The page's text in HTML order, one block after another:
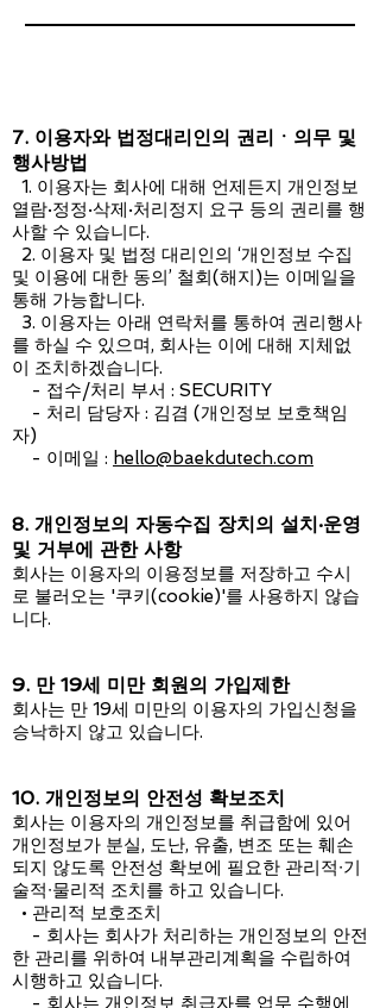
7. 이용자와 법정대리인의 권리ㆍ의무 및
행사방법
1. 이용자는 회사에 대해 언제든지 개인정보
열람·정정·삭제·처리정지 요구 등의 권리를 행
사할 수 있습니다.
2. 이용자 및 법정 대리인의 ‘개인정보 수집
및 이용에 대한 동의’ 철회(해지)는 이메일을
통해 가능합니다.
3. 이용자는 아래 연락처를 통하여 권리행사
를 하실 수 있으며, 회사는 이에 대해 지체없
이 조치하겠습니다.
- 접수/처리 부서 : SECURITY
- 처리 담당자 : 김겸 (개인정보 보호책임
자)
- 이메일 : hello@baekdutech.com
8. 개인정보의 자동수집 장치의 설치·운영
및 거부에 관한 사항
회사는 이용자의 이용정보를 저장하고 수시
로 불러오는 '쿠키(cookie)'를 사용하지 않습
니다.
9. 만 19세 미만 회원의 가입제한
회사는 만 19세 미만의 이용자의 가입신청을
승낙하지 않고 있습니다.
10. 개인정보의 안전성 확보조치
회사는 이용자의 개인정보를 취급함에 있어
개인정보가 분실, 도난, 유출, 변조 또는 훼손
되지 않도록 안전성 확보에 필요한 관리적∙기
술적∙물리적 조치를 하고 있습니다.
• 관리적 보호조치
- 회사는 회사가 처리하는 개인정보의 안전
한 관리를 위하여 내부관리계획을 수립하여
시행하고 있습니다.
- 회사는 개인정보 취급자를 업무 수행에